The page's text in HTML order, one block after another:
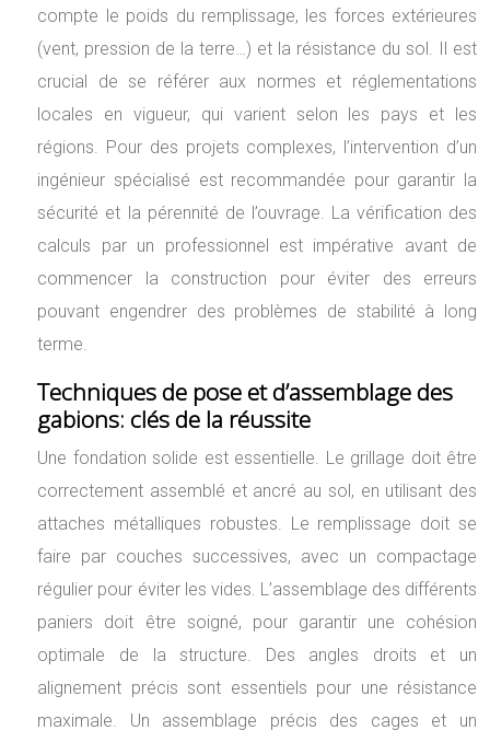
compte le poids du remplissage, les forces extérieures
(vent, pression de la terre…) et la résistance du sol. Il est
crucial de se référer aux normes et réglementations
locales en vigueur, qui varient selon les pays et les
régions. Pour des projets complexes, l’intervention d’un
ingénieur spécialisé est recommandée pour garantir la
sécurité et la pérennité de l’ouvrage. La vérification des
calculs par un professionnel est impérative avant de
commencer la construction pour éviter des erreurs
pouvant engendrer des problèmes de stabilité à long
terme.
Techniques de pose et d’assemblage des
gabions: clés de la réussite
Une fondation solide est essentielle. Le grillage doit être
correctement assemblé et ancré au sol, en utilisant des
attaches métalliques robustes. Le remplissage doit se
faire par couches successives, avec un compactage
régulier pour éviter les vides. L’assemblage des différents
paniers doit être soigné, pour garantir une cohésion
optimale de la structure. Des angles droits et un
alignement précis sont essentiels pour une résistance
maximale. Un assemblage précis des cages et un